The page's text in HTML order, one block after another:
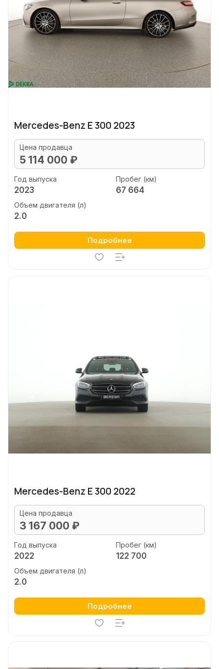
Mercedes-Benz E 300 2023
Цена продавца
5 114 000 ₽
Год выпуска
2023
Пробег (км)
67 664
Объем двигателя (л)
2.0
Подробнее
Mercedes-Benz E 300 2022
Цена продавца
3 167 000 ₽
Год выпуска
2022
Пробег (км)
122 700
Объем двигателя (л)
2.0
Подробнее